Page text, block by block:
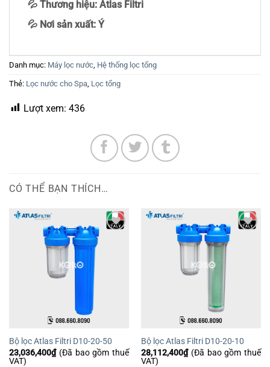
💦 Thương hiệu: Atlas Filtri
💦 Nơi sản xuất: Ý
Danh mục: Máy lọc nước Hệ thống lọc tổng
Thẻ: Lọc nước cho Spa Lọc tổng
Lượt xem: 436
CÓ THỂ BẠN THÍCH…
Bộ lọc Atlas Filtri D10-20-50
23,036,400₫ (Đã bao gồm thuế
VAT)
Bộ lọc Atlas Filtri D10-20-10
28,112,400₫ (Đã bao gồm thuế
VAT)